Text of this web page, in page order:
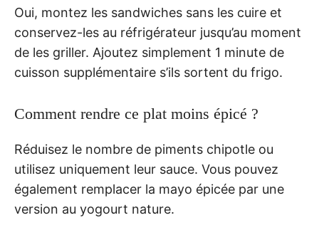
Oui, montez les sandwiches sans les cuire et
conservez-les au réfrigérateur jusqu’au moment
de les griller. Ajoutez simplement 1 minute de
cuisson supplémentaire s’ils sortent du frigo.
Comment rendre ce plat moins épicé ?
Réduisez le nombre de piments chipotle ou
utilisez uniquement leur sauce. Vous pouvez
également remplacer la mayo épicée par une
version au yogourt nature.